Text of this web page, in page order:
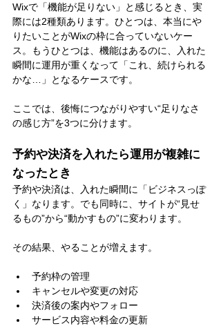
Wixで「機能が足りない」と感じるとき、実
際には2種類あります。ひとつは、本当にや
りたいことがWixの枠に合っていないケー
ス。もうひとつは、機能はあるのに、入れた
瞬間に運用が重くなって「これ、続けられる
かな…」となるケースです。
ここでは、後悔につながりやすい“足りなさ
の感じ方”を3つに分けます。
予約や決済を入れたら運用が複雑に
なったとき
予約や決済は、入れた瞬間に「ビジネスっぽ
く」なります。でも同時に、サイトが“見せ
るもの”から“動かすもの”に変わります。
その結果、やることが増えます。
予約枠の管理
キャンセルや変更の対応
決済後の案内やフォロー
サービス内容や料金の更新